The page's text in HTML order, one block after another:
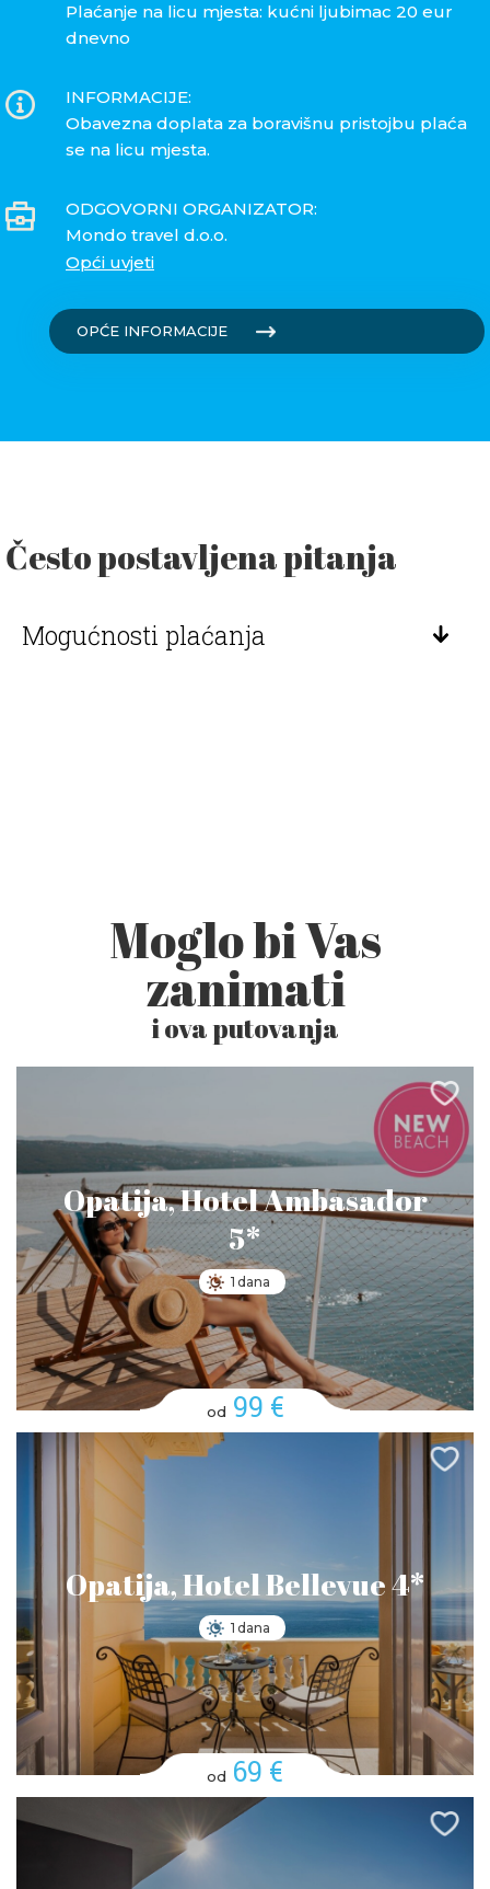
Plaćanje na licu mjesta: kućni ljubimac 20 eur
dnevno
INFORMACIJE:
Obavezna doplata za boravišnu pristojbu plaća
se na licu mjesta.
ODGOVORNI ORGANIZATOR:
Mondo travel d.o.o.
Opći uvjeti
OPĆE INFORMACIJE
Često postavljena pitanja
Mogućnosti plaćanja
Moglo bi Vas
zanimati
i ova putovanja
Opatija, Hotel Ambasador
5*
1 dana
od 99 €
Opatija, Hotel Bellevue 4*
1 dana
od 69 €